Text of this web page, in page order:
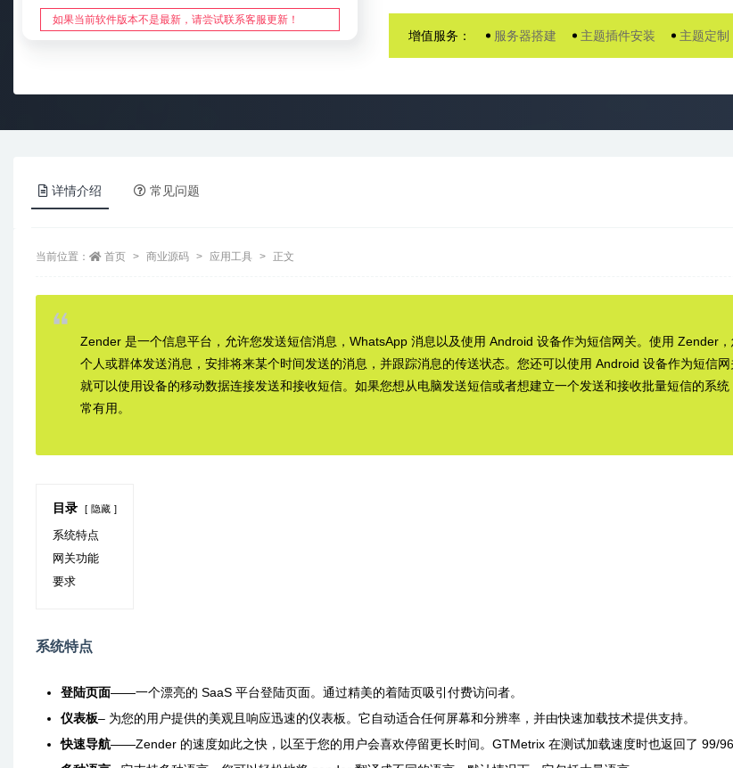
如果当前软件版本不是最新，请尝试联系客服更新！
增值服务： 服务器搭建 主题插件安装 主题定制
详情介绍 常见问题
当前位置： 首页 商业源码 应用工具 正文
Zender 是一个信息平台，允许您发送短信消息，WhatsApp 消息以及使用 Android 设备作为短信网关。使用 Zender，
个人或群体发送消息，安排将来某个时间发送的消息，并跟踪消息的传送状态。您还可以使用 Android 设备作为短信
就可以使用设备的移动数据连接发送和接收短信。如果您想从电脑发送短信或者想建立一个发送和接收批量短信的系统
常有用。
目录 隐藏
系统特点
网关功能
要求
系统特点
登陆页面——一个漂亮的 SaaS 平台登陆页面。通过精美的着陆页吸引付费访问者。
仪表板– 为您的用户提供的美观且响应迅速的仪表板。它自动适合任何屏幕和分辨率，并由快速加载技术提供支持。
快速导航——Zender 的速度如此之快，以至于您的用户会喜欢停留更长时间。GTMetrix 在测试加载速度时也返回了 99/96